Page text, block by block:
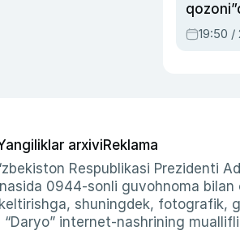
armiyasi
19:50 /
arxiviReklama
Respublikasi Prezidenti
0944-sonli guvohnoma
shuningdek, fotografik,
internet-nashrining